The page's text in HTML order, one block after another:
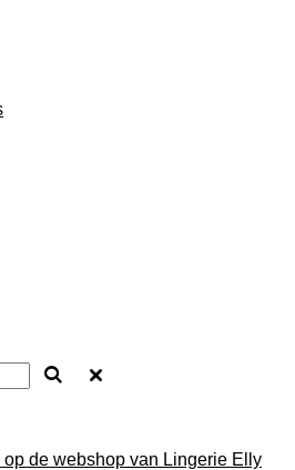
op de webshop van Lingerie Elly